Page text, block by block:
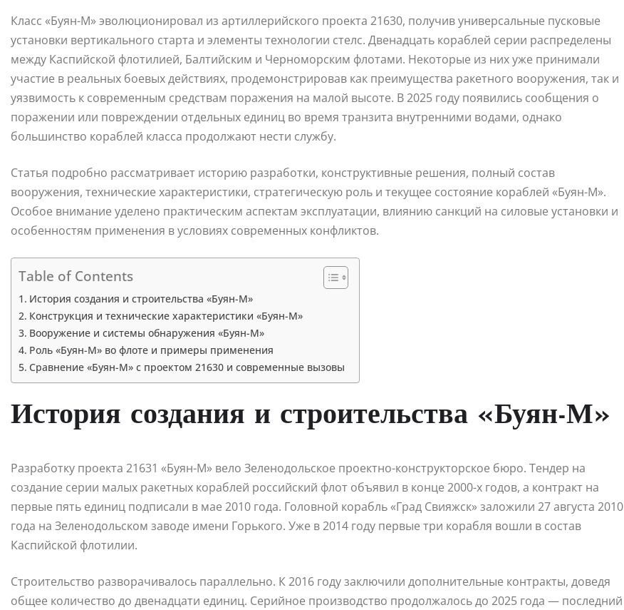
Класс «Буян-М» эволюционировал из артиллерийского проекта 21630, получив универсальные пусковые
установки вертикального старта и элементы технологии стелс. Двенадцать кораблей серии распределены
между Каспийской флотилией, Балтийским и Черноморским флотами. Некоторые из них уже принимали
участие в реальных боевых действиях, продемонстрировав как преимущества ракетного вооружения, так и
уязвимость к современным средствам поражения на малой высоте. В 2025 году появились сообщения о
поражении или повреждении отдельных единиц во время транзита внутренними водами, однако
большинство кораблей класса продолжают нести службу.
Статья подробно рассматривает историю разработки, конструктивные решения, полный состав
вооружения, технические характеристики, стратегическую роль и текущее состояние кораблей «Буян-М».
Особое внимание уделено практическим аспектам эксплуатации, влиянию санкций на силовые установки и
особенностям применения в условиях современных конфликтов.
Table of Contents
История создания и строительства «Буян-М»
Конструкция и технические характеристики «Буян-М»
Вооружение и системы обнаружения «Буян-М»
Роль «Буян-М» во флоте и примеры применения
Сравнение «Буян-М» с проектом 21630 и современные вызовы
История создания и строительства «Буян-М»
Разработку проекта 21631 «Буян-М» вело Зеленодольское проектно-конструкторское бюро. Тендер на
создание серии малых ракетных кораблей российский флот объявил в конце 2000-х годов, а контракт на
первые пять единиц подписали в мае 2010 года. Головной корабль «Град Свияжск» заложили 27 августа 2010
года на Зеленодольском заводе имени Горького. Уже в 2014 году первые три корабля вошли в состав
Каспийской флотилии.
Строительство разворачивалось параллельно. К 2016 году заключили дополнительные контракты, доведя
общее количество до двенадцати единиц. Серийное производство продолжалось до 2025 года — последний